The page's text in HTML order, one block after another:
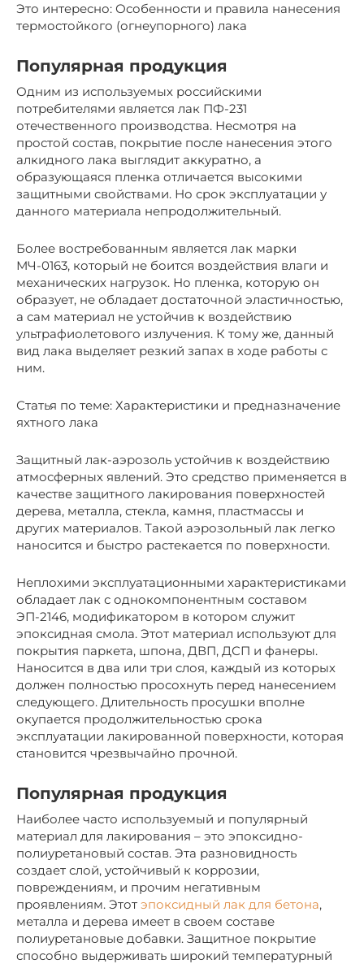
Это интересно: Особенности и правила нанесения
термостойкого (огнеупорного) лака
Популярная продукция
Одним из используемых российскими
потребителями является лак ПФ-231
отечественного производства. Несмотря на
простой состав, покрытие после нанесения этого
алкидного лака выглядит аккуратно, а
образующаяся пленка отличается высокими
защитными свойствами. Но срок эксплуатации у
данного материала непродолжительный.
Более востребованным является лак марки
МЧ-0163, который не боится воздействия влаги и
механических нагрузок. Но пленка, которую он
образует, не обладает достаточной эластичностью,
а сам материал не устойчив к воздействию
ультрафиолетового излучения. К тому же, данный
вид лака выделяет резкий запах в ходе работы с
ним.
Статья по теме: Характеристики и предназначение
яхтного лака
Защитный лак-аэрозоль устойчив к воздействию
атмосферных явлений. Это средство применяется в
качестве защитного лакирования поверхностей
дерева, металла, стекла, камня, пластмассы и
других материалов. Такой аэрозольный лак легко
наносится и быстро растекается по поверхности.
Неплохими эксплуатационными характеристиками
обладает лак с однокомпонентным составом
ЭП-2146, модификатором в котором служит
эпоксидная смола. Этот материал используют для
покрытия паркета, шпона, ДВП, ДСП и фанеры.
Наносится в два или три слоя, каждый из которых
должен полностью просохнуть перед нанесением
следующего. Длительность просушки вполне
окупается продолжительностью срока
эксплуатации лакированной поверхности, которая
становится чрезвычайно прочной.
Популярная продукция
Наиболее часто используемый и популярный
материал для лакирования – это эпоксидно-
полиуретановый состав. Эта разновидность
создает слой, устойчивый к коррозии,
повреждениям, и прочим негативным
проявлениям. Этот эпоксидный лак для бетона,
металла и дерева имеет в своем составе
полиуретановые добавки. Защитное покрытие
способно выдерживать широкий температурный